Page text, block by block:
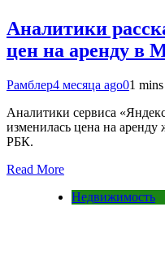
Аналитики
цен на аренду в
Рамблер4 месяца ago01 mins
Аналитики сервиса
изменилась цена на
РБК.
Read More
Недвижимость